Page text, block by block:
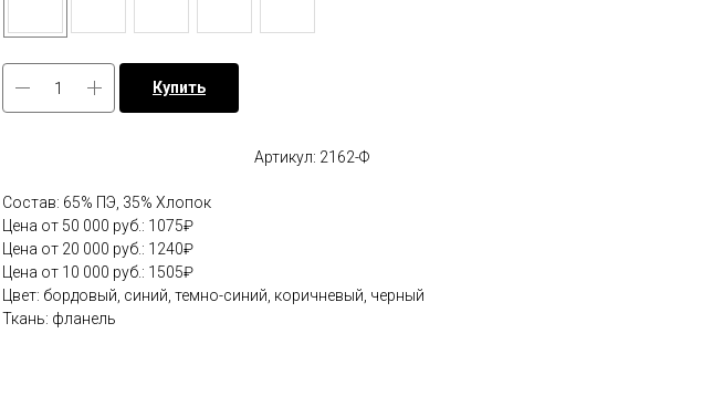
Купить
Артикул: 2162-Ф
Состав: 65% ПЭ, 35% Хлопок
Цена от 50 000 руб.: 1075₽
Цена от 20 000 руб.: 1240₽
Цена от 10 000 руб.: 1505₽
Цвет: бордовый, синий, темно-синий, коричневый, черный
Ткань: фланель